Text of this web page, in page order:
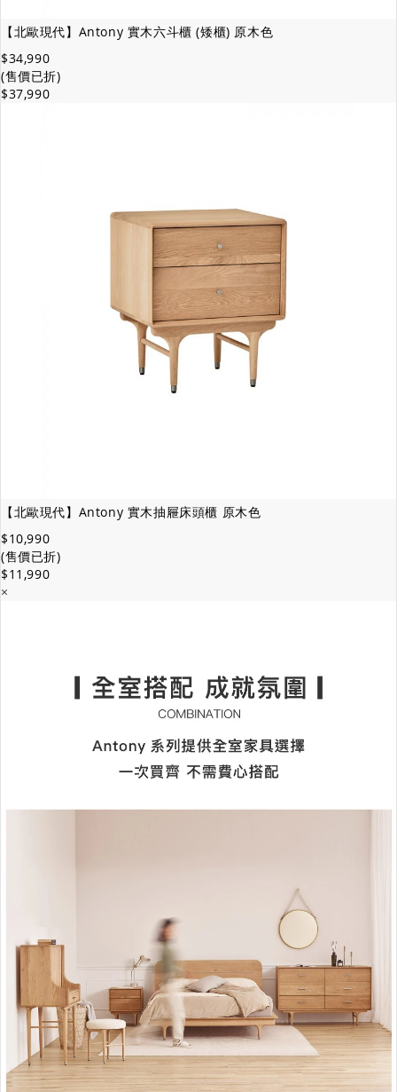
【北歐現代】Antony 實木六斗櫃 (矮櫃) 原木色
$34,990
(售價已折)
$37,990
【北歐現代】Antony 實木抽屜床頭櫃 原木色
$10,990
(售價已折)
$11,990
×